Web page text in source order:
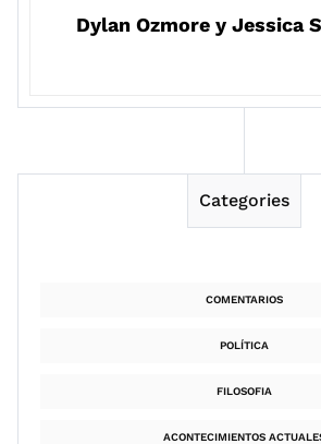
Dylan Ozmore y Jessica
Categories
COMENTARIOS
POLÍTICA
FILOSOFIA
ACONTECIMIENTOS